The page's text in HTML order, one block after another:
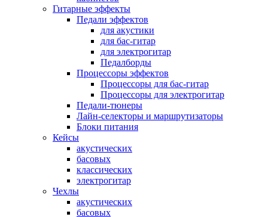
Гитарные эффекты
Педали эффектов
для акустики
для бас-гитар
для электрогитар
Педалборды
Процессоры эффектов
Процессоры для бас-гитар
Процессоры для электрогитар
Педали-тюнеры
Лайн-селекторы и маршрутизаторы
Блоки питания
Кейсы
акустических
басовых
классических
электрогитар
Чехлы
акустических
басовых